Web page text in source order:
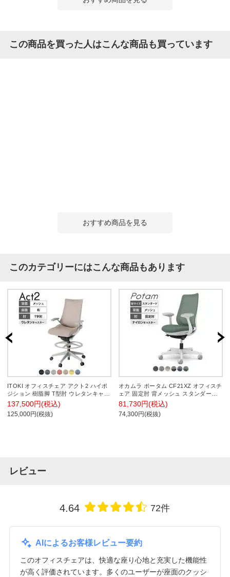
この商品を買った人はこんな商品も買っています
おすすめ商品を見る
このカテゴリーにはこんな商品もあります
ITOKI オフィスチェア アクト2 ハイポ
ジション 樹脂脚 T型肘 ウレタンキャス
ター 事務椅子 デスクチェア 座:再生ポ
リエステル GN
137,500円(税込)
125,000円(税抜)
オカムラ ポータム CF21XZ オフィスチ
ェア 固定肘 背メッシュ スタンダード
ホワイトボディ ランバー付 ナイロンキ
ャスター インターロック
81,730円(税込)
74,300円(税抜)
レビュー
4.64 72件
AIによるお客様レビュー要約
このオフィスチェアは、快適な座り心地と充実した機能性
が高く評価されています。多くのユーザーが座面のクッシ